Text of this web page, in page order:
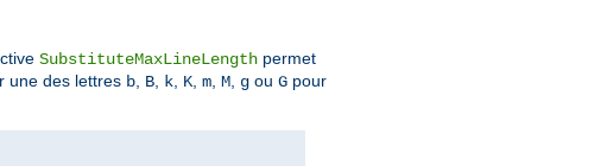
SubstituteMaxLineLength permet
une des lettres b B k K m M g ou G pour